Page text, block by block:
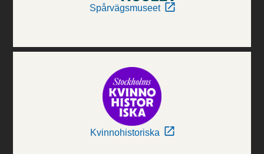
Spårvägsmuseet
Kvinnohistoriska